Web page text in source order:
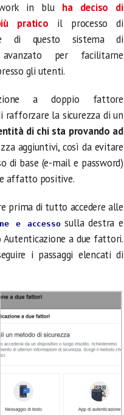
in blu ha deciso di
pratico il processo di
di questo sistema di
avanzato per facilitarne
gli utenti.
a doppio fattore
rafforzare la sicurezza di un
di chi sta provando ad
aggiuntivi, così da evitare
di base (e-mail e password)
affatto positive.
prima di tutto accedere alle
e accessosulla destra e
a due fattori.
i passaggi elencati di